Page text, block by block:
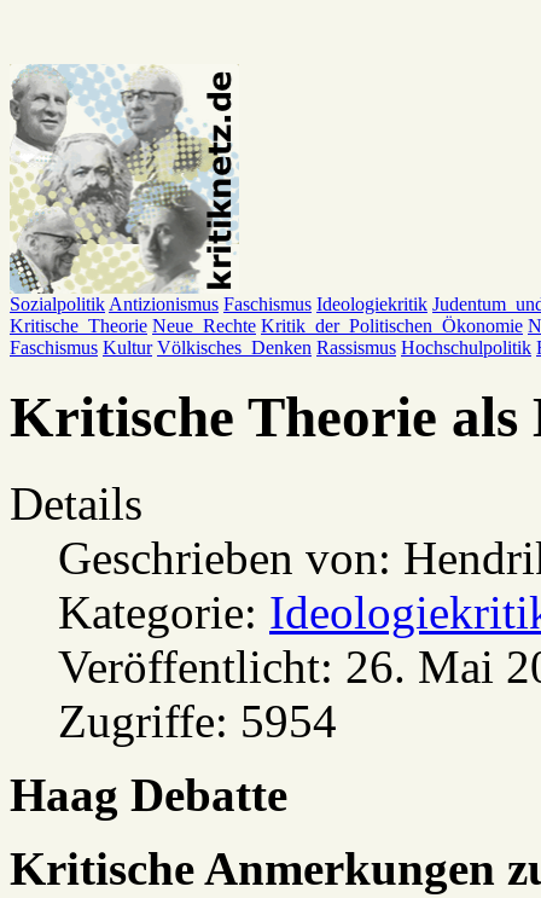
Sozialpolitik Antizionismus Faschismus Ideologiekritik
Kritische_Theorie Neue_Rechte Kritik_der_Politischen_Ökonomie
Faschismus Kultur Völkisches_Denken Rassismus Hochschulpolitik
Kritische Theorie als
Details
Geschrieben von:
Kategorie:
Veröffentlicht: 26. Mai
Zugriffe: 5954
Haag Debatte
Kritische Anmerkungen